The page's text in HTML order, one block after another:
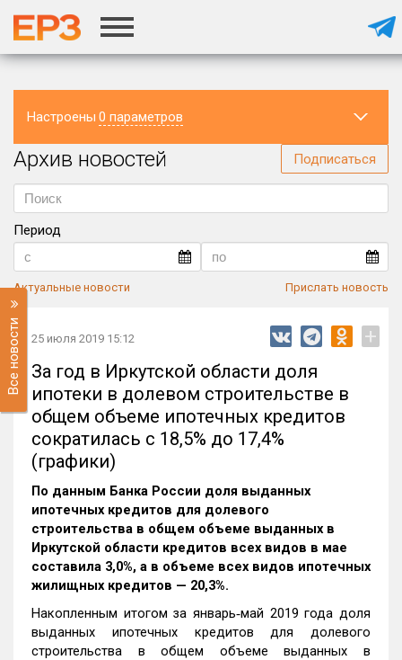
Настроены 0 параметров
Регион
Архив новостей Подписаться
Период
Актуальные новости Прислать новость
Все новости 25 июля 2019 15:12 +
За год в Иркутской области доля
ипотеки в долевом строительстве в
общем объеме ипотечных кредитов
сократилась с 18,5% до 17,4%
(графики)
По данным Банка России доля выданных
ипотечных кредитов для долевого
строительства в общем объеме выданных в
Иркутской области кредитов всех видов в мае
составила 3,0%, а в объеме всех видов ипотечных
жилищных кредитов — 20,3%.
Накопленным итогом за январь‑май 2019 года доля
выданных ипотечных кредитов для долевого
строительства в общем объеме выданных в